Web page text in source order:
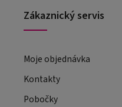
Zákaznický servis
Moje objednávka
Kontakty
Pobočky